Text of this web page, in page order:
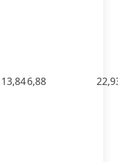
13,846,88